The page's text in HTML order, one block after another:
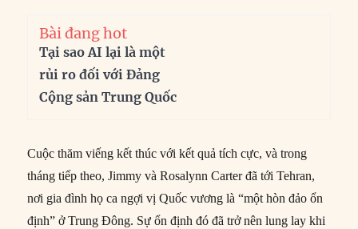
Bài đang hot
Tại sao AI lại là một
rủi ro đối với Đảng
Cộng sản Trung Quốc
Cuộc thăm viếng kết thúc với kết quả tích cực, và trong
tháng tiếp theo, Jimmy và Rosalynn Carter đã tới Tehran,
nơi gia đình họ ca ngợi vị Quốc vương là “một hòn đảo ổn
định” ở Trung Đông. Sự ổn định đó đã trở nên lung lay khi